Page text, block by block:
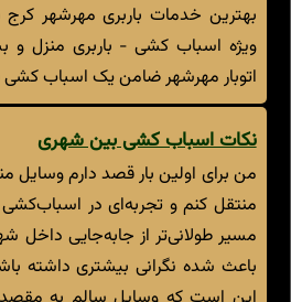
بهترین خدمات باربری مهرشهر
ویژه اسباب کشی - باربری منزل و
اتوبار مهرشهر ضامن یک اسباب
نکات اسباب کشی بین شهری
من برای اولین بار قصد دارم وسایل
منتقل کنم و تجربه‌ای در
مسیر طولانی‌تر از جابه‌جایی
باعث شده نگرانی بیشتری داشته